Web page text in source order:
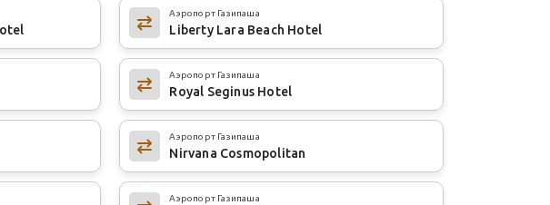
Аэропорт Газипаша
Liberty Lara Beach Hotel
Аэропорт Газипаша
Royal Seginus Hotel
Аэропорт Газипаша
Nirvana Cosmopolitan
Аэропорт Газипаша